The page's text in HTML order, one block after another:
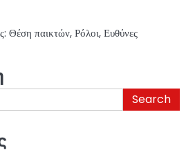
παικτών, Ρόλοι, Ευθύνες